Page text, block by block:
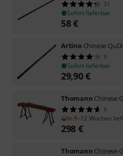
21
Sofort lieferbar
58€
Artino Chinese
9
Sofort lieferbar
29,90€
Thomann Chinese
5
In 9–12 Wochen
298 €
Thomann Chinese